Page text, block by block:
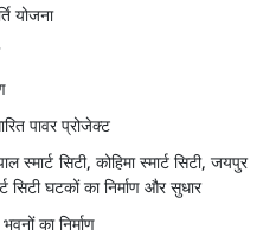
योजना
पावर प्रोजेक्‍ट
स्मार्ट सिटी, कोहिमा स्मार्ट सिटी, जयपुर
सिटी घटकों का निर्माण और सुधार
का निर्माण